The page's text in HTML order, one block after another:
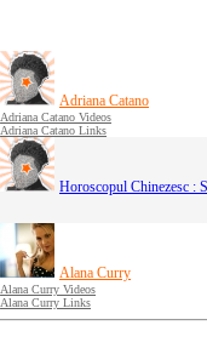
Adriana Catano
Adriana Catano Videos
Adriana Catano Links
Horoscopul Chinezesc :
Alana Curry
Alana Curry Videos
Alana Curry Links